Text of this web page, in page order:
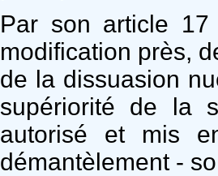
Par son article
modification près,
de la dissuasion
supériorité de la
autorisé et mis
démantèlement -